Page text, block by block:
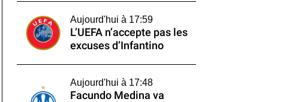
Aujourd'hui à 17:59
L’UEFA n’accepte pas les
excuses d’Infantino
Aujourd'hui à 17:48
Facundo Medina va